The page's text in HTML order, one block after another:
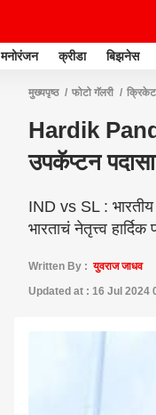
मनोरंजन क्रीडा बिझनेस
मुख्यपृष्ठ फोटो गॅलरी क्रिकेट
Hardik
उपकॅप्टन
IND vs SL : भारतीय
भारताचं नेतृत्त्व
Written By :युवराज जाधव
Updated at : 16 Jul 2024